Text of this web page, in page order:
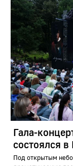
Гала-
состоялся
Под открытым